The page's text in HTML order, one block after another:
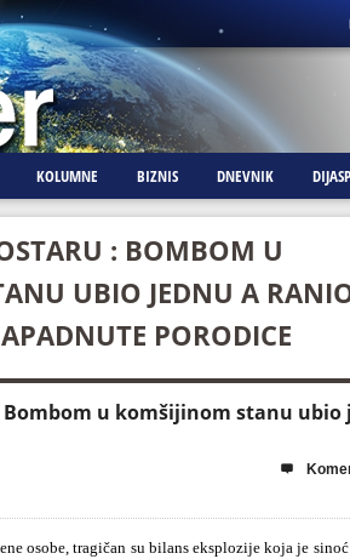
KOLUMNE BIZNIS DNEVNIK
: BOMBOM U
UBIO JEDNU A
PORODICE
u komšijinom stanu

osobe, tragičan su bilans eksplozije koja je